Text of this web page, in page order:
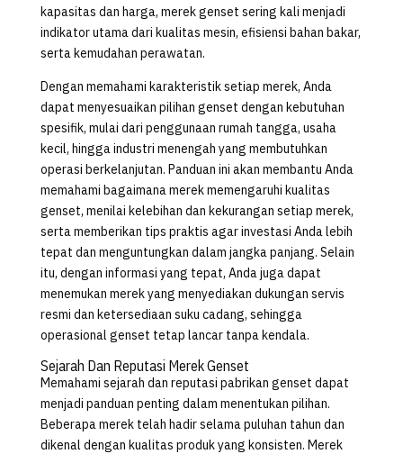
kapasitas dan harga, merek genset sering kali menjadi
indikator utama dari kualitas mesin, efisiensi bahan bakar,
serta kemudahan perawatan.
Dengan memahami karakteristik setiap merek, Anda
dapat menyesuaikan pilihan genset dengan kebutuhan
spesifik, mulai dari penggunaan rumah tangga, usaha
kecil, hingga industri menengah yang membutuhkan
operasi berkelanjutan. Panduan ini akan membantu Anda
memahami bagaimana merek memengaruhi kualitas
genset, menilai kelebihan dan kekurangan setiap merek,
serta memberikan tips praktis agar investasi Anda lebih
tepat dan menguntungkan dalam jangka panjang. Selain
itu, dengan informasi yang tepat, Anda juga dapat
menemukan merek yang menyediakan dukungan servis
resmi dan ketersediaan suku cadang, sehingga
operasional genset tetap lancar tanpa kendala.
Sejarah Dan Reputasi Merek Genset
Memahami sejarah dan reputasi pabrikan genset dapat
menjadi panduan penting dalam menentukan pilihan.
Beberapa merek telah hadir selama puluhan tahun dan
dikenal dengan kualitas produk yang konsisten. Merek